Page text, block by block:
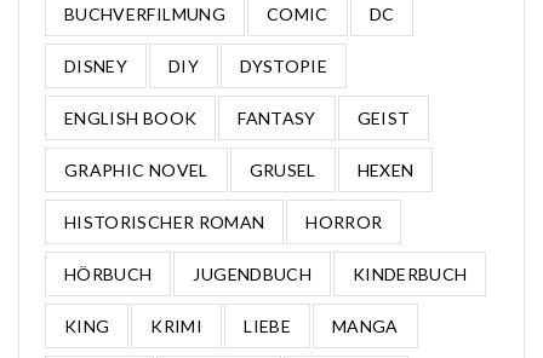
BUCHVERFILMUNG COMIC DC
DISNEY DIY DYSTOPIE
ENGLISH BOOK FANTASY GEIST
GRAPHIC NOVEL GRUSEL HEXEN
HISTORISCHER ROMAN HORROR
HÖRBUCH JUGENDBUCH KINDERBUCH
KING KRIMI LIEBE MANGA